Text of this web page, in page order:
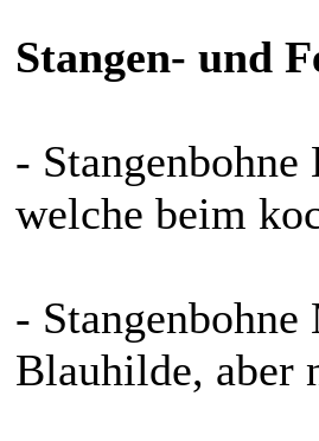
Stangen- und
-
welche beim
-
Blauhilde, aber